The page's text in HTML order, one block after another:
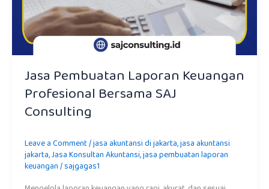
Jasa Pembuatan Laporan Keuangan
Profesional Bersama SAJ
Consulting
Leave a Comment/jasa akuntansi di jakarta,jasa akuntansi
jakarta,Jasa Konsultan Akuntansi,jasa pembuatan laporan
keuangan/sajgagas1